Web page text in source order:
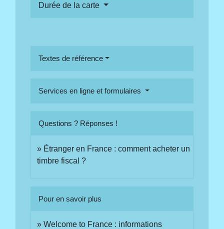
Durée de la carte
Textes de référence
Services en ligne et formulaires
Questions ? Réponses !
Étranger en France : comment acheter un
timbre fiscal ?
Pour en savoir plus
Welcome to France : informations